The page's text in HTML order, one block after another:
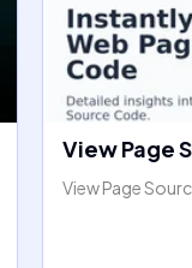
View Page
View Page